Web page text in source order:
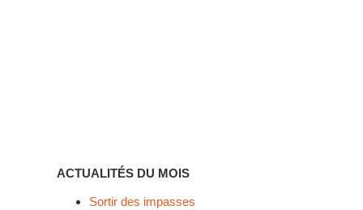
ACTUALITÉS DU MOIS
Sortir des impasses